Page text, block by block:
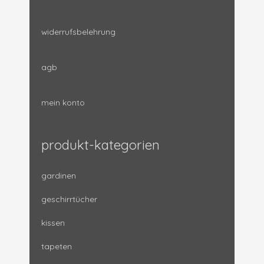
widerrufsbelehrung
agb
mein konto
produkt-kategorien
gardinen
geschirrtücher
kissen
tapeten